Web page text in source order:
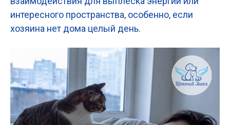
интересного пространства, особенно, если
хозяина нет дома целый день.